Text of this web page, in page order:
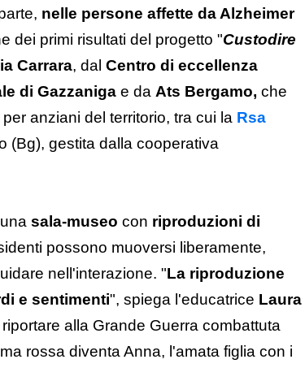
nelle persone affette da Alzheimer
dei primi risultati del progetto "Custodire
Carrara, dalCentro di eccellenza
di Gazzaniga e da Ats Bergamo, che
per anziani del territorio, tra cui la Rsa
(Bg), gestita dalla cooperativa
sala-museo con riproduzioni di
possono muoversi liberamente,
nell'interazione. "La riproduzione
e sentimenti", spiega l'educatrice Laura
alla Grande Guerra combattuta
rossa diventa Anna, l'amata figlia con i